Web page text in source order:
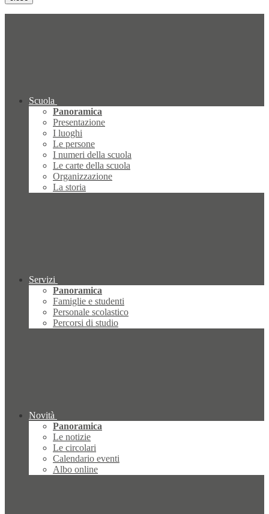
Scuola
Panoramica
Presentazione
I luoghi
Le persone
I numeri della scuola
Le carte della scuola
Organizzazione
La storia
Servizi
Panoramica
Famiglie e studenti
Personale scolastico
Percorsi di studio
Novità
Panoramica
Le notizie
Le circolari
Calendario eventi
Albo online